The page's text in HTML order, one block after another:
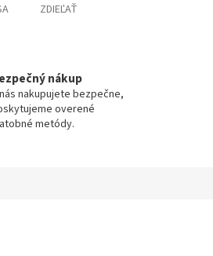
ZDIEĽAŤ
nákup
nakupujete bezpečne,
overené
metódy.